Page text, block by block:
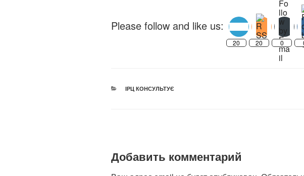
Please follow and like us:
20 20 0
РУБРИКИ
ІРЦ КОНСУЛЬТУЄ
Добавить комментарий